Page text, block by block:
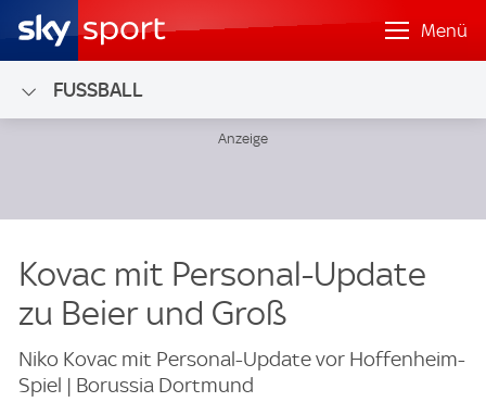
Menü
FUSSBALL
Kovac mit Personal-Update
zu Beier und Groß
Niko Kovac mit Personal-Update vor Hoffenheim-
Spiel | Borussia Dortmund